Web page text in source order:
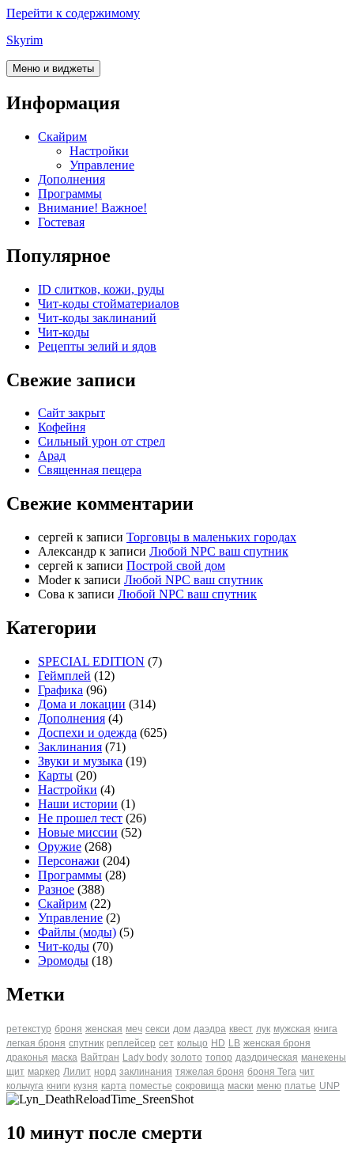
Перейти к содержимому
Skyrim
Меню и виджеты
Информация
Скайрим
Настройки
Управление
Дополнения
Программы
Внимание! Важное!
Гостевая
Популярное
ID слитков, кожи, руды
Чит-коды стойматериалов
Чит-коды заклинаний
Чит-коды
Рецепты зелий и ядов
Свежие записи
Сайт закрыт
Кофейня
Cильный урон от стрел
Арад
Священная пещера
Свежие комментарии
cергей к записи Торговцы в маленьких городах
Александр к записи Любой NPC ваш спутник
cергей к записи Построй свой дом
Moderк записи Любой NPC ваш спутник
Сова к записи Любой NPC ваш спутник
Категории
SPECIAL EDITION (7)
Геймплей (12)
Графика (96)
Дома и локации (314)
Дополнения (4)
Доспехи и одежда (625)
Заклинания (71)
Звуки и музыка (19)
Карты (20)
Настройки (4)
Наши истории (1)
Не прошел тест (26)
Новые миссии (52)
Оружие (268)
Персонажи (204)
Программы (28)
Разное (388)
Скайрим (22)
Управление (2)
Файлы (моды) (5)
Чит-коды (70)
Эромоды (18)
Метки
ретекстур броня женская меч секси дом даэдра квест лук мужская книга
легкая броня спутник реплейсер сет кольцо HD LB женская броня
драконья маска Вайтран Lady body золото топор даэдрическая манекены
щит маркер Лилит норд заклинания тяжелая броня броня Tera чит
кольчуга книги кузня карта поместье сокровища маски меню платье UNP
10 минут после смерти